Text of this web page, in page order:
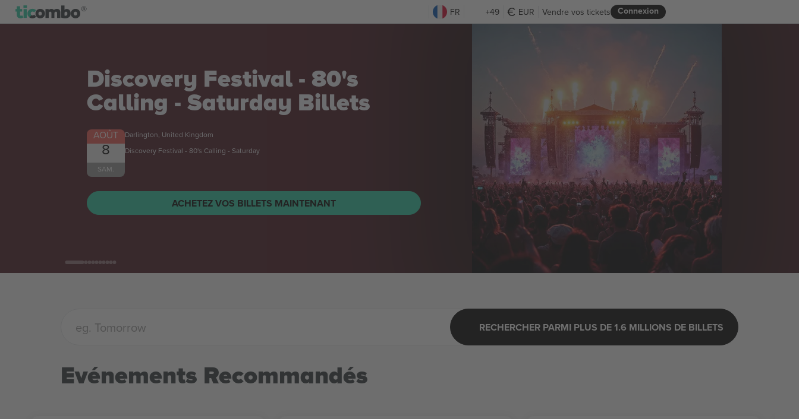
FR +49 EUR Connexion
Vendre vos tickets
Mateusz Gamrot vs Quillan
Salkilld UFC Fight Night
Billets
AOÛT
8
Las Vegas, United States
ACHETEZ VOS BILLETS MAINTENANT
RECHERCHER PARMI PLUS DE 1.6 MILLIONS DE BILLETS
Evénements Recommandés